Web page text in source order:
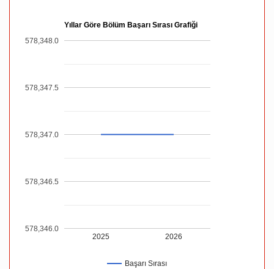
Yıllar Göre Bölüm Başarı Sırası Grafiği
Başarı Sırası
2025 2026
578,346.0
578,346.5
578,347.0
578,347.5
578,348.0